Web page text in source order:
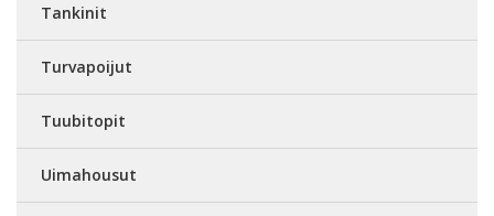
Tankinit
Turvapoijut
Tuubitopit
Uimahousut